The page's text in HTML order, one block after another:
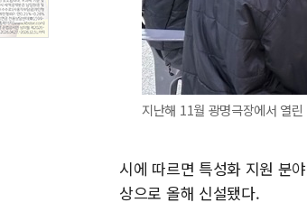
지난해 11월 광명극장에서 열
시에 따르면 특성화 지원 분
상으로 올해 신설됐다.